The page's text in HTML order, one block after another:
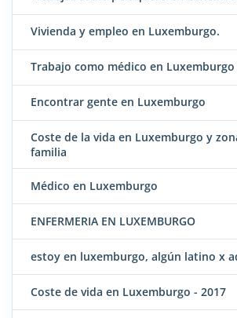
Vivienda y empleo en Luxemburgo.
Trabajo como médico en Luxemburgo
Encontrar gente en Luxemburgo
Coste de la vida en Luxemburgo y
familia
Médico en Luxemburgo
ENFERMERIA EN LUXEMBURGO
estoy en luxemburgo, algún latino x
Coste de vida en Luxemburgo - 2017